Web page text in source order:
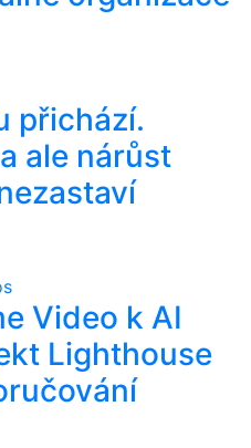
přichází.
ale nárůst
Video k AI
Lighthouse